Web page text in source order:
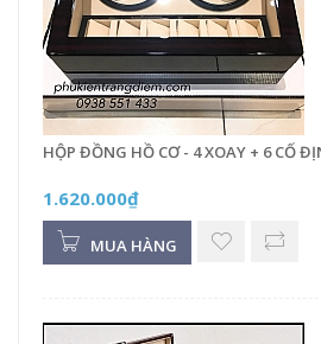
HỘP ĐỒNG HỒ CƠ - 4 XOAY + 6 CỐ
1.620.000₫
MUA HÀNG